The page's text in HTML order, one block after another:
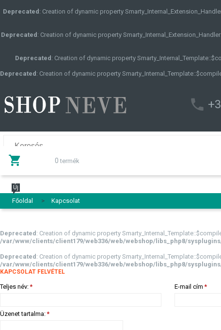
Deprecated : Creation of dynamic property
Deprecated : Creation of dynamic property
Deprecated : Creation of dynamic property
Deprecated : Creation of dynamic property
0 termék
Főoldal > Kapcsolat
Deprecated : Creation of dynamic property
/var/www/clients/client179/web336/web/webshop/libs_php8/
Deprecated : Creation of dynamic property
/var/www/clients/client179/web336/web/webshop/libs_php8/
KAPCSOLAT FELVÉTEL
*
Teljes név: *
E-mail cím
*
Üzenet tartalma:
Új